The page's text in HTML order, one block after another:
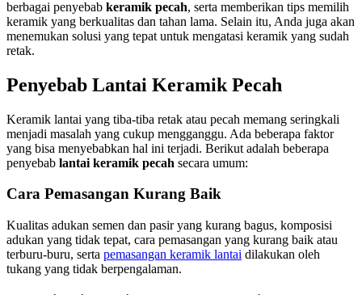
berbagai penyebab keramik pecah, serta memberikan tips memilih
keramik yang berkualitas dan tahan lama. Selain itu, Anda juga akan
menemukan solusi yang tepat untuk mengatasi keramik yang sudah
retak.
Penyebab Lantai Keramik Pecah
Keramik lantai yang tiba-tiba retak atau pecah memang seringkali
menjadi masalah yang cukup mengganggu. Ada beberapa faktor
yang bisa menyebabkan hal ini terjadi. Berikut adalah beberapa
penyebab lantai keramik pecah secara umum:
Cara Pemasangan Kurang Baik
Kualitas adukan semen dan pasir yang kurang bagus, komposisi
adukan yang tidak tepat, cara pemasangan yang kurang baik atau
terburu-buru, serta pemasangan keramik lantai dilakukan oleh
tukang yang tidak berpengalaman.